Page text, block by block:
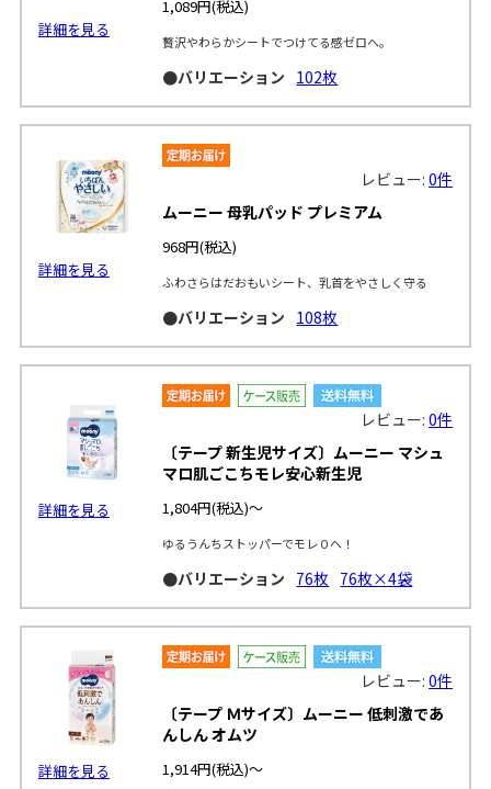
詳細を見る
1,089円(税込)
贅沢やわらかシートでつけてる感ゼロへ。
●バリエーション 102枚
詳細を見る
レビュー:0件
ムーニー 母乳パッド プレミアム
968円(税込)
ふわさらはだおもいシート、乳首をやさしく守る
●バリエーション 108枚
詳細を見る
レビュー:0件
〔テープ 新生児サイズ〕ムーニー マシュ
マロ肌ごこちモレ安心新生児
1,804円(税込)～
ゆるうんちストッパーでモレ０へ！
●バリエーション 76枚 76枚×4袋
詳細を見る
レビュー:0件
〔テープ Ｍサイズ〕ムーニー 低刺激であ
んしん オムツ
1,914円(税込)～